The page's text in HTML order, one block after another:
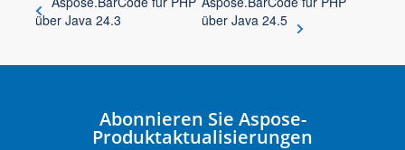
über Java 24.3
über Java 24.5
Abonnieren Sie Aspose-
Produktaktualisierungen